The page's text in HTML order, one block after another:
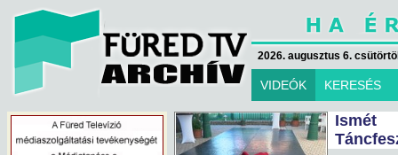
2026. augusztus 6.
VIDEÓK KERESÉS